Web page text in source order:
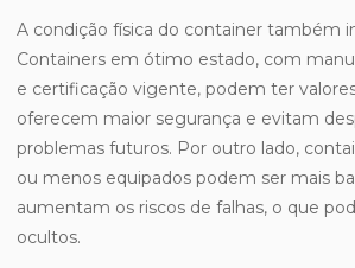
A condição física do container também
Containers em ótimo estado, com
e certificação vigente, podem ter
oferecem maior segurança e evitam
problemas futuros. Por outro lado,
ou menos equipados podem ser mais
aumentam os riscos de falhas, o que
ocultos.